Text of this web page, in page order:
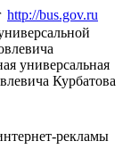
http://bus.gov.ru
универсальная
Курбатова
рекламы